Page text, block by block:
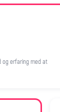
og erfaring med at